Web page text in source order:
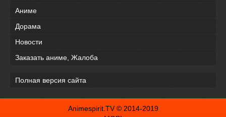
Аниме
Дорама
Новости
Заказать аниме, Жалоба
Полная версия сайта
Animespirit.TV © 2014-2019